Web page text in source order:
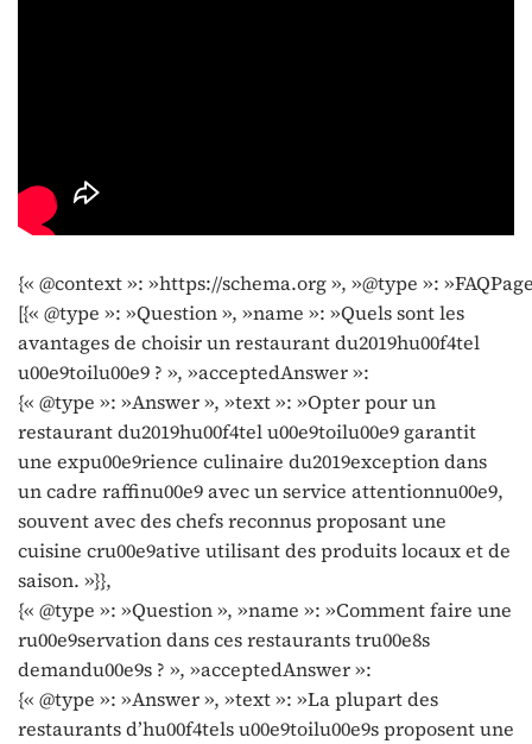
{« @context »: »https://schema.org », »@type »:
[{« @type »: »Question », »name »: »Quels sont les
avantages de choisir un restaurant du2019hu00f4tel
u00e9toilu00e9 ? », »acceptedAnswer »:
{« @type »: »Answer », »text »: »Opter pour un
restaurant du2019hu00f4tel u00e9toilu00e9 garantit
une expu00e9rience culinaire du2019exception dans
un cadre raffinu00e9 avec un service attentionnu00e9,
souvent avec des chefs reconnus proposant une
cuisine cru00e9ative utilisant des produits locaux et de
saison. »}},
{« @type »: »Question », »name »: »Comment faire une
ru00e9servation dans ces restaurants tru00e8s
demandu00e9s ? », »acceptedAnswer »:
{« @type »: »Answer », »text »: »La plupart des
restaurants d’hu00f4tels u00e9toilu00e9s proposent une